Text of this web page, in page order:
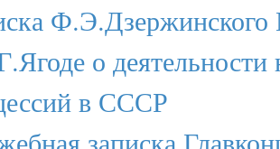
о деятельности
в СССР